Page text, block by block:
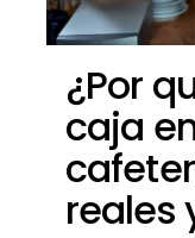
¿Por
caja
reales